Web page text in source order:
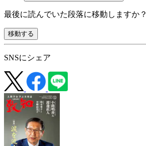
最後に読んでいた段落に移動しますか？
移動する
SNSにシェア